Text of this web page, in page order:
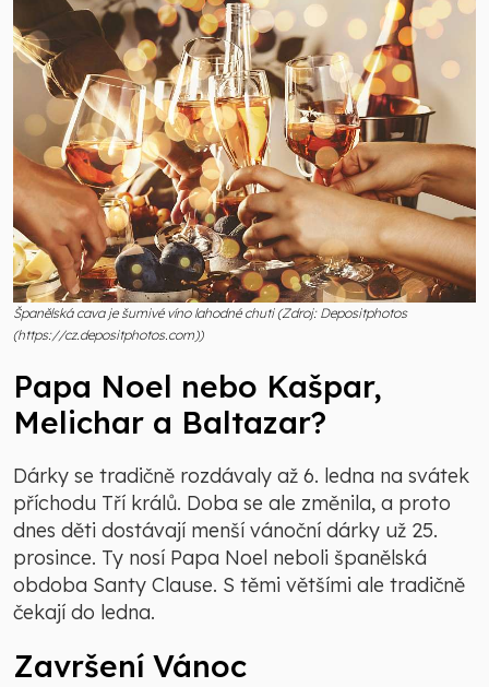
Španělská cava je šumivé víno lahodné chuti (Zdroj: Depositphotos
(https://cz.depositphotos.com))
Papa Noel nebo Kašpar,
Melichar a Baltazar?
Dárky se tradičně rozdávaly až 6. ledna na svátek
příchodu Tří králů. Doba se ale změnila, a proto
dnes děti dostávají menší vánoční dárky už 25.
prosince. Ty nosí Papa Noel neboli španělská
obdoba Santy Clause. S těmi většími ale tradičně
čekají do ledna.
Završení Vánoc